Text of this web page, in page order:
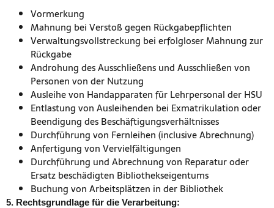
Vormerkung
Mahnung bei Verstoß gegen Rückgabepflichten
Verwaltungsvollstreckung bei erfolgloser Mahnung zur
Rückgabe
Androhung des Ausschließens und Ausschließen von
Personen von der Nutzung
Ausleihe von Handapparaten für Lehrpersonal der HSU
Entlastung von Ausleihenden bei Exmatrikulation oder
Beendigung des Beschäftigungsverhältnisses
Durchführung von Fernleihen (inclusive Abrechnung)
Anfertigung von Vervielfältigungen
Durchführung und Abrechnung von Reparatur oder
Ersatz beschädigten Bibliothekseigentums
Buchung von Arbeitsplätzen in der Bibliothek
5. Rechtsgrundlage für die Verarbeitung: